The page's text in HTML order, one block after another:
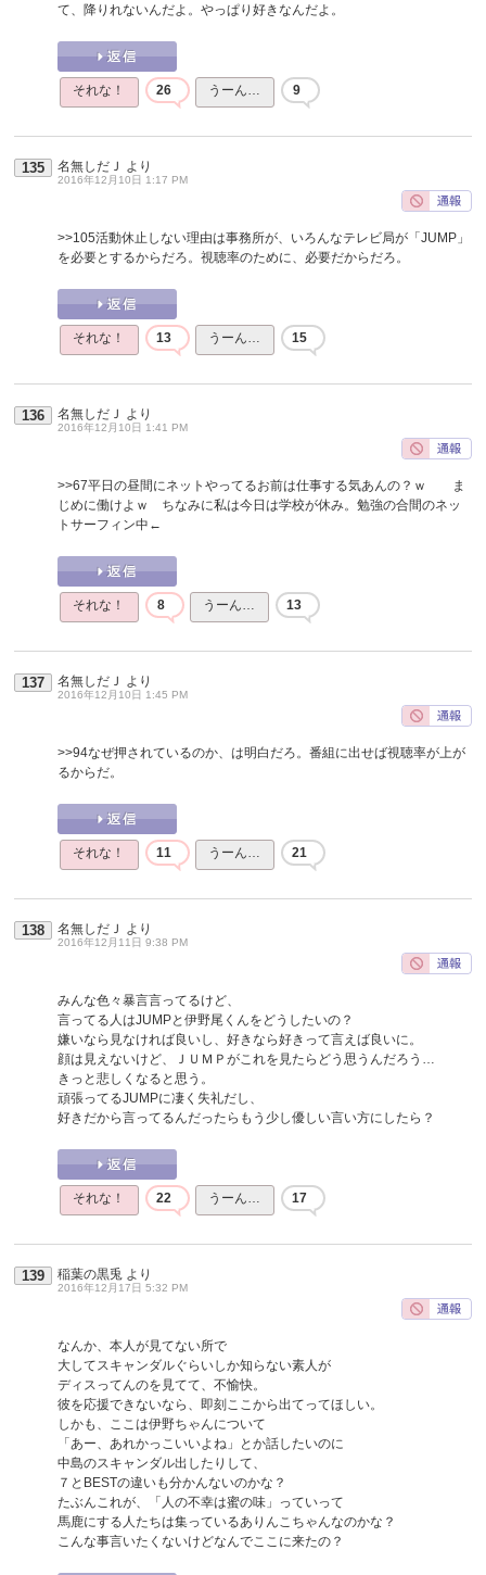
て、降りれないんだよ。やっぱり好きなんだよ。
それな！ 26 うーん… 9
135 名無しだＪ より
2016年12月10日 1:17 PM
>>105活動休止しない理由は事務所が、いろんなテレビ局が「JUMP」
を必要とするからだろ。視聴率のために、必要だからだろ。
それな！ 13 うーん… 15
136 名無しだＪ より
2016年12月10日 1:41 PM
>>67平日の昼間にネットやってるお前は仕事する気あんの？ｗ ま
じめに働けよｗ ちなみに私は今日は学校が休み。勉強の合間のネッ
トサーフィン中←
それな！ 8 うーん… 13
137 名無しだＪ より
2016年12月10日 1:45 PM
>>94なぜ押されているのか、は明白だろ。番組に出せば視聴率が上が
るからだ。
それな！ 11 うーん… 21
138 名無しだＪ より
2016年12月11日 9:38 PM
みんな色々暴言言ってるけど、
言ってる人はJUMPと伊野尾くんをどうしたいの？
嫌いなら見なければ良いし、好きなら好きって言えば良いに。
顔は見えないけど、ＪＵＭＰがこれを見たらどう思うんだろう…
きっと悲しくなると思う。
頑張ってるJUMPに凄く失礼だし、
好きだから言ってるんだったらもう少し優しい言い方にしたら？
それな！ 22 うーん… 17
139 稲葉の黒兎 より
2016年12月17日 5:32 PM
なんか、本人が見てない所で
大してスキャンダルぐらいしか知らない素人が
ディスってんのを見てて、不愉快。
彼を応援できないなら、即刻ここから出てってほしい。
しかも、ここは伊野ちゃんについて
「あー、あれかっこいいよね」とか話したいのに
中島のスキャンダル出したりして、
７とBESTの違いも分かんないのかな？
たぶんこれが、「人の不幸は蜜の味」っていって
馬鹿にする人たちは集っているありんこちゃんなのかな？
こんな事言いたくないけどなんでここに来たの？